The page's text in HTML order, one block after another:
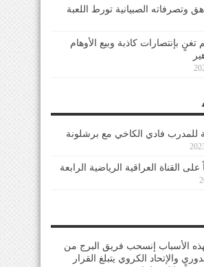
وتصرفاته الصبيانية تورط اللعبة
تغنٍ بإنتصارات كاذبة وبيع الأوهام
للمدرب فادي الكاخي مع برشلونة
على القناة العراقية الرياضية الرابعة
الأسباب إنسحب فريق البرج من
والإتحاد الكروي يتبلغ القرار